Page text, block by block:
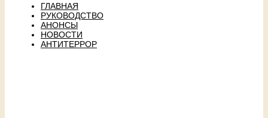
ГЛАВНАЯ
РУКОВОДСТВО
АНОНСЫ
НОВОСТИ
АНТИТЕРРОР